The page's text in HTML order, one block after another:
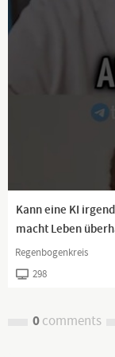
Kann eine KI
macht Leben
Regenbogenkreis
298
0comments